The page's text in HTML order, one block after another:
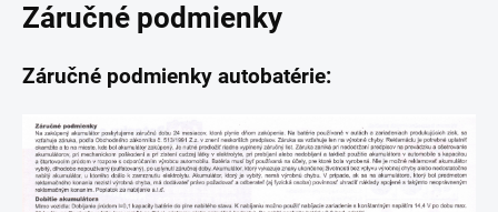
Záručné podmienky
Záručné podmienky autobatérie: